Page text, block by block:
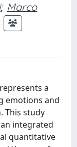
; Marco
a
emotions and
This study
integrated
quantitative